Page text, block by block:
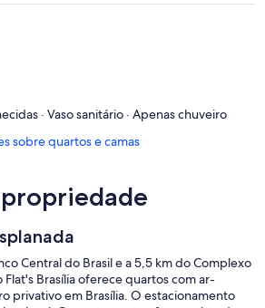
· Vaso sanitário · Apenas chuveiro
sobre quartos e camas
Central do Brasil e a 5,5 km do Complexo
Brasília oferece quartos com ar-
privativo em Brasília. O estacionamento